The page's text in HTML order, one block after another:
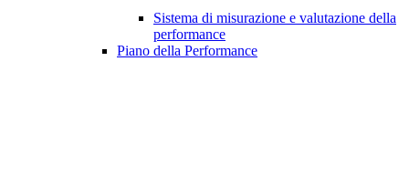
Sistema di misurazione e valutazione della
performance
Piano della Performance